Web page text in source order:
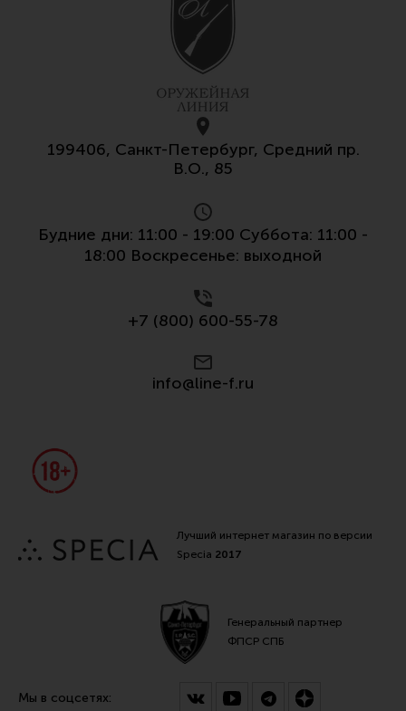
199406, Санкт-Петербург, Средний пр.
В.О., 85
Будние дни: 11:00 - 19:00 Суббота: 11:00 -
18:00 Воскресенье: выходной
+7 (800) 600-55-78
info@line-f.ru
Лучший интернет магазин по версии
Specia 2017
Генеральный партнер
ФПСР СПБ
Мы в соцсетях: